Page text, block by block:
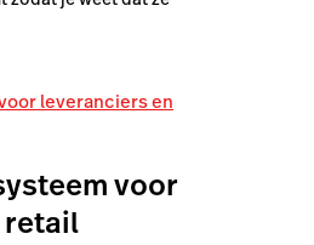
leveranciers en
voor
retail